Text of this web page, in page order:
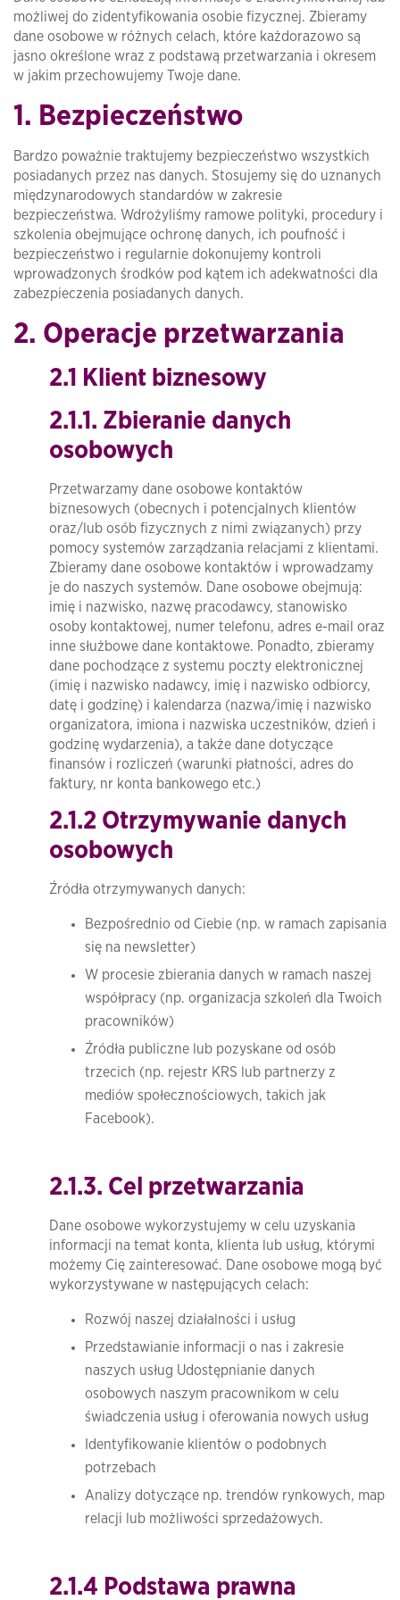
możliwej do zidentyfikowania osobie fizycznej. Zbieramy
dane osobowe w różnych celach, które każdorazowo są
jasno określone wraz z podstawą przetwarzania i okresem
w jakim przechowujemy Twoje dane.
1. Bezpieczeństwo
Bardzo poważnie traktujemy bezpieczeństwo wszystkich
posiadanych przez nas danych. Stosujemy się do uznanych
międzynarodowych standardów w zakresie
bezpieczeństwa. Wdrożyliśmy ramowe polityki, procedury i
szkolenia obejmujące ochronę danych, ich poufność i
bezpieczeństwo i regularnie dokonujemy kontroli
wprowadzonych środków pod kątem ich adekwatności dla
zabezpieczenia posiadanych danych.
2. Operacje przetwarzania
2.1 Klient biznesowy
2.1.1. Zbieranie danych
osobowych
Przetwarzamy dane osobowe kontaktów
biznesowych (obecnych i potencjalnych klientów
oraz/lub osób fizycznych z nimi związanych) przy
pomocy systemów zarządzania relacjami z klientami.
Zbieramy dane osobowe kontaktów i wprowadzamy
je do naszych systemów. Dane osobowe obejmują:
imię i nazwisko, nazwę pracodawcy, stanowisko
osoby kontaktowej, numer telefonu, adres e-mail oraz
inne służbowe dane kontaktowe. Ponadto, zbieramy
dane pochodzące z systemu poczty elektronicznej
(imię i nazwisko nadawcy, imię i nazwisko odbiorcy,
datę i godzinę) i kalendarza (nazwa/imię i nazwisko
organizatora, imiona i nazwiska uczestników, dzień i
godzinę wydarzenia), a także dane dotyczące
finansów i rozliczeń (warunki płatności, adres do
faktury, nr konta bankowego etc.)
2.1.2 Otrzymywanie danych
osobowych
Źródła otrzymywanych danych:
Bezpośrednio od Ciebie (np. w ramach zapisania
się na newsletter)
W procesie zbierania danych w ramach naszej
współpracy (np. organizacja szkoleń dla Twoich
pracowników)
Źródła publiczne lub pozyskane od osób
trzecich (np. rejestr KRS lub partnerzy z
mediów społecznościowych, takich jak
Facebook). ​
2.1.3. Cel przetwarzania
Dane osobowe wykorzystujemy w celu uzyskania
informacji na temat konta, klienta lub usług, którymi
możemy Cię zainteresować. Dane osobowe mogą być
wykorzystywane w następujących celach:
Rozwój naszej działalności i usług
Przedstawianie informacji o nas i zakresie
naszych usług Udostępnianie danych
osobowych naszym pracownikom w celu
świadczenia usług i oferowania nowych usług
Identyfikowanie klientów o podobnych
potrzebach
Analizy dotyczące np. trendów rynkowych, map
relacji lub możliwości sprzedażowych.
​2.1.4 Podstawa prawna